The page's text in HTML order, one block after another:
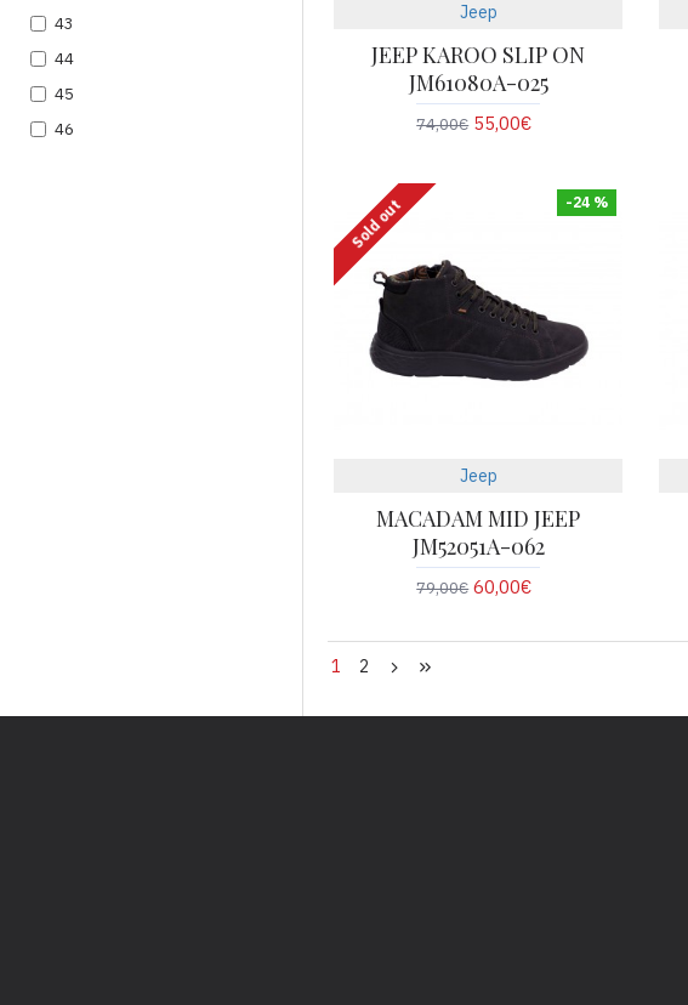
43
44
45
46
Jeep
JEEP KAROO SLIP ON
JM61080A-025
74,00€ 55,00€
-24 %
Sold out
Jeep
MACADAM MID JEEP
JM52051A-062
79,00€ 60,00€
1 2